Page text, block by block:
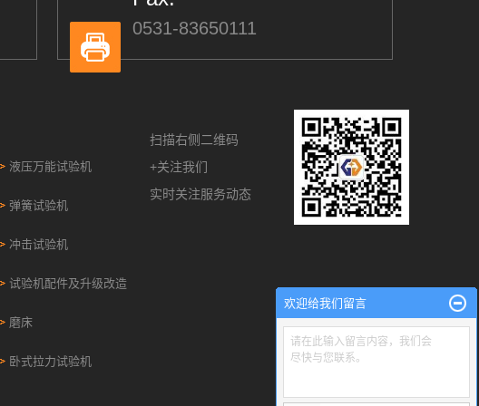
0531-83650111
液压万能试验机
弹簧试验机
冲击试验机
试验机配件及升级改造
磨床
卧式拉力试验机
扫描右侧二维码
+关注我们
实时关注服务动态
欢迎给我们留言
请在此输入留言内容，我们会
尽快与您联系。